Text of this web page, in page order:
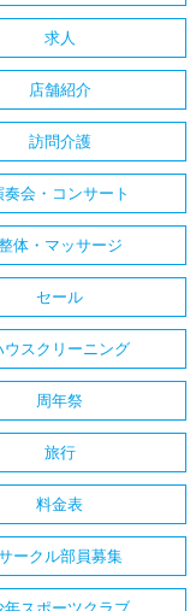
求人
店舗紹介
訪問介護
奏会・コンサート
体・マッサージ
セール
ウスクリーニング
周年祭
旅行
料金表
ークル部員募集
年スポーツクラブ